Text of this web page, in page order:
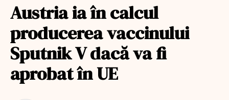
Austria ia în calcul
producerea vaccinului
Sputnik V dacă va fi
aprobat în UE